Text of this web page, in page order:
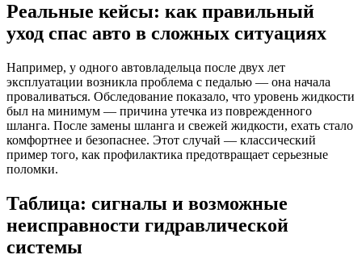
Реальные кейсы: как правильный
уход спас авто в сложных ситуациях
Например, у одного автовладельца после двух лет
эксплуатации возникла проблема с педалью — она начала
проваливаться. Обследование показало, что уровень жидкости
был на минимум — причина утечка из поврежденного
шланга. После замены шланга и свежей жидкости, ехать стало
комфортнее и безопаснее. Этот случай — классический
пример того, как профилактика предотвращает серьезные
поломки.
Таблица: сигналы и возможные
неисправности гидравлической
системы